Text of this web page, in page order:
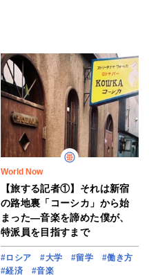
World Now
【旅する記者①】それは新宿
の路地裏「コーシカ」から始
まった―音楽を諦めた僕が、
特派員を目指すまで
#ロシア #大学 #留学
#働き方
#経済
#音楽